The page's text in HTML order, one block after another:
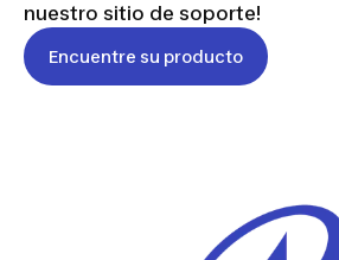
nuestro sitio de soporte!
Encuentre su producto